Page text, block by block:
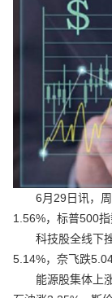
6月29日讯，周
1.56%，标普500
科技股全线下挫
5.14%，奈飞跌
能源股集体上涨